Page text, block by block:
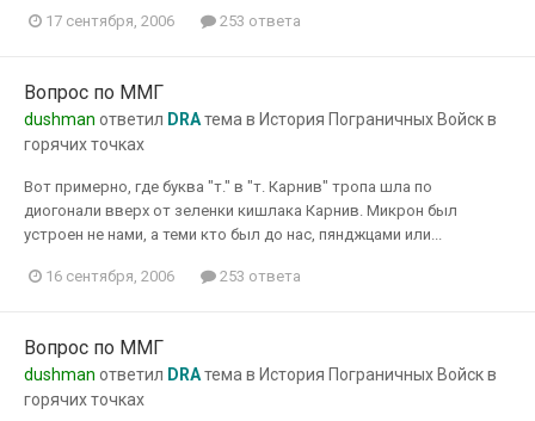
17 сентября, 2006 253 ответа
Вопрос по ММГ
dushman ответил DRAтема в История Пограничных Войск в
горячих точках
Вот примерно, где буква "т." в "т. Карнив" тропа шла по
диогонали вверх от зеленки кишлака Карнив. Микрон был
устроен не нами, а теми кто был до нас, пянджцами или...
16 сентября, 2006 253 ответа
Вопрос по ММГ
dushman ответил DRAтема в История Пограничных Войск в
горячих точках